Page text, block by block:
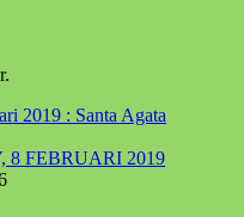
2019 : Santa Agata
8 FEBRUARI 2019